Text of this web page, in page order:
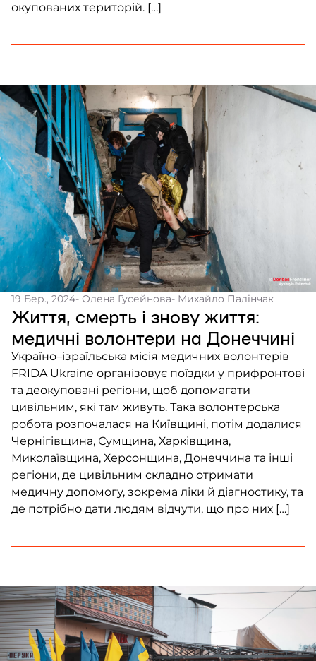
окупованих територій. […]
19 Бер., 2024- Олена Гусейнова- Михайло Палінчак
Життя, смерть і знову життя:
медичні волонтери на Донеччині
Україно–ізраїльська місія медичних волонтерів
FRIDA Ukraine організовує поїздки у прифронтові
та деокуповані регіони, щоб допомагати
цивільним, які там живуть. Така волонтерська
робота розпочалася на Київщині, потім додалися
Чернігівщина, Сумщина, Харківщина,
Миколаївщина, Херсонщина, Донеччина та інші
регіони, де цивільним складно отримати
медичну допомогу, зокрема ліки й діагностику, та
де потрібно дати людям відчути, що про них […]